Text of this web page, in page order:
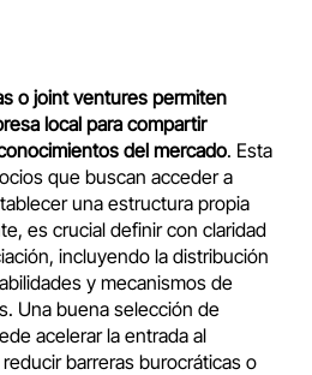
o joint ventures permiten
local para compartir
del mercado. Esta
que buscan acceder a
una estructura propia
es crucial definir con claridad
incluyendo la distribución
y mecanismos de
Una buena selección de
acelerar la entrada al
barreras burocráticas o